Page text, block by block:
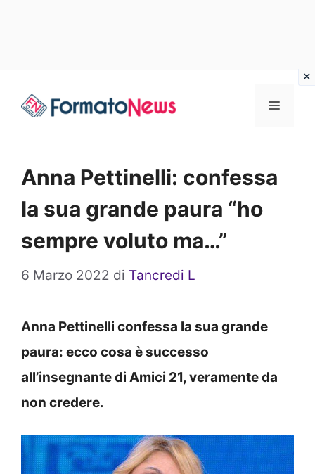
Menu
Anna Pettinelli: confessa
la sua grande paura “ho
sempre voluto ma…”
6 Marzo 2022 di Tancredi L
Anna Pettinelli confessa la sua grande
paura: ecco cosa è successo
all’insegnante di Amici 21, veramente da
non credere.